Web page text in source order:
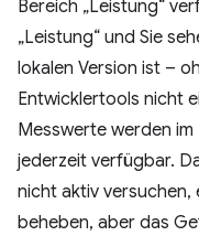
Bereich „Leistung“
„Leistung“ und Sie
lokalen Version ist –
Entwicklertools nicht
Messwerte werden
jederzeit verfügbar.
nicht aktiv versuchen,
beheben, aber das